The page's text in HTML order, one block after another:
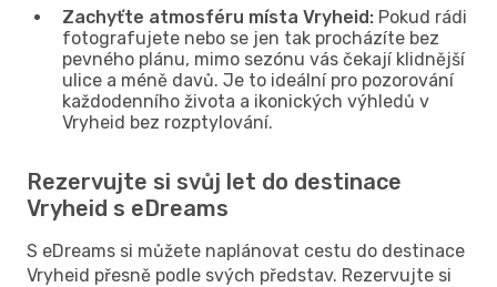
Zachyťte atmosféru místa Vryheid: Pokud rádi
fotografujete nebo se jen tak procházíte bez
pevného plánu, mimo sezónu vás čekají klidnější
ulice a méně davů. Je to ideální pro pozorování
každodenního života a ikonických výhledů v
Vryheid bez rozptylování.
Rezervujte si svůj let do destinace
Vryheid s eDreams
S eDreams si můžete naplánovat cestu do destinace
Vryheid přesně podle svých představ. Rezervujte si